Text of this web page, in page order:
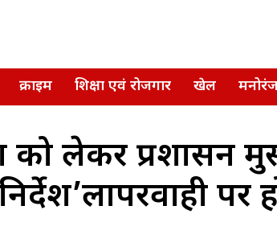
क्राइम शिक्षा एवं रोजगार खेल
को लेकर प्रशासन
पर